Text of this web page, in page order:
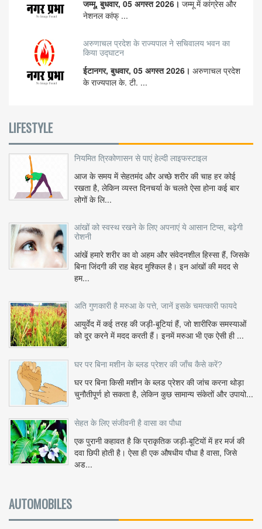
जम्मू, बुधवार, 05 अगस्त 2026। जम्मू में कांग्रेस और
नेशनल कांफ् ...
अरुणाचल प्रदेश के राज्यपाल ने सचिवालय भवन का
किया उद्घाटन
ईटानगर, बुधवार, 05 अगस्त 2026। अरुणाचल प्रदेश
के राज्यपाल के. टी. ...
LIFESTYLE
नियमित त्रिकोणासन से पाएं हेल्दी लाइफस्टाइल
आज के समय में सेहतमंद और अच्छे शरीर की चाह हर कोई
रखता है, लेकिन व्यस्त दिनचर्या के चलते ऐसा होना कई बार
लोगों के लि...
आंखों को स्वस्थ रखने के लिए अपनाएं ये आसान टिप्स, बढ़ेगी
रोशनी
आंखें हमारे शरीर का वो अहम और संवेदनशील हिस्सा हैं, जिसके
बिना जिंदगी की राह बेहद मुश्किल है। इन आंखों की मदद से
हम...
अति गुणकारी है मरुआ के पत्ते, जानें इसके चमत्कारी फायदे
आयुर्वेद में कई तरह की जड़ी-बूटियां हैं, जो शारीरिक समस्याओं
को दूर करने में मदद करती हैं। इनमें मरुआ भी एक ऐसी ही ...
घर पर बिना मशीन के ब्लड प्रेशर की जाँच कैसे करें?
घर पर बिना किसी मशीन के ब्लड प्रेशर की जांच करना थोड़ा
चुनौतीपूर्ण हो सकता है, लेकिन कुछ सामान्य संकेतों और उपायो...
सेहत के लिए संजीवनी है वासा का पौधा
एक पुरानी कहावत है कि प्राकृतिक जड़ी-बूटियों में हर मर्ज की
दवा छिपी होती है। ऐसा ही एक औषधीय पौधा है वासा, जिसे
अड...
AUTOMOBILES